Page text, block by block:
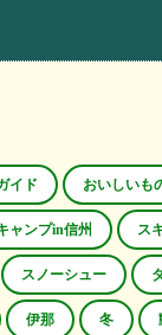
イド おいしいも
ャンプin信州 ス
スノーシュー
伊那 冬